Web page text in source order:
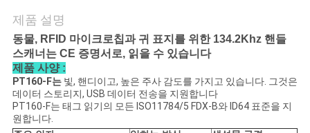
리
연
락
주
제품 설명
동물, RFID 마이크로칩과 귀 표지를 위한 134.2Khz 핸들
스캐너는 CE 증명서로, 읽을 수 있습니다
제품 사양 :
PT160-F는 빛, 핸디이고, 높은 주사 감도를 가지고 있습니다. 그것은
데이터 스토리지, USB 데이터 전송을 지원합니다
PT160-F는 태그 읽기의 모든 ISO11784/5 FDX-B와 ID64 표준을 지
원합니다.